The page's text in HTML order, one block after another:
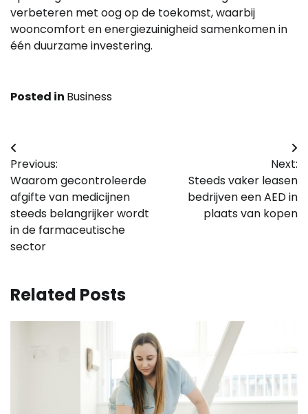
verbeteren met oog op de toekomst, waarbij
wooncomfort en energiezuinigheid samenkomen in
één duurzame investering.
Posted in Business
Bericht
navigatie
Previous:
Waarom gecontroleerde
afgifte van medicijnen
steeds belangrijker wordt
in de farmaceutische
sector
Next:
Steeds vaker leasen
bedrijven een AED in
plaats van kopen
Related Posts